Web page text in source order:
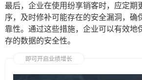
最后，企业在使用纷享销客时，应定期
序，及时修补可能存在的安全漏洞，确
靠性。通过这些措施，企业可以有效地
存的数据的安全性。
即可开启业绩增长